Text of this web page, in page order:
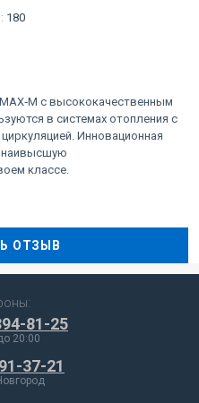
180
с высококачественным
в системах отопления с
Инновационная
наивысшую
классе.
ОТЗЫВ
81-25
20:00
37-21